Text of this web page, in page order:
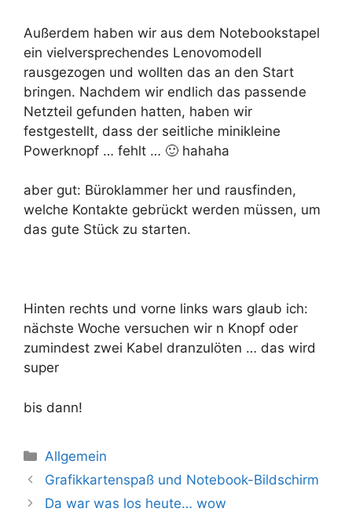
Außerdem haben wir aus dem Notebookstapel
ein vielversprechendes Lenovomodell
rausgezogen und wollten das an den Start
bringen. Nachdem wir endlich das passende
Netzteil gefunden hatten, haben wir
festgestellt, dass der seitliche minikleine
Powerknopf … fehlt … 🙂 hahaha
aber gut: Büroklammer her und rausfinden,
welche Kontakte gebrückt werden müssen, um
das gute Stück zu starten.
Hinten rechts und vorne links wars glaub ich:
nächste Woche versuchen wir n Knopf oder
zumindest zwei Kabel dranzulöten … das wird
super
bis dann!
Kategorien
Allgemein
Grafikkartenspaß und Notebook-Bildschirm
Da war was los heute… wow